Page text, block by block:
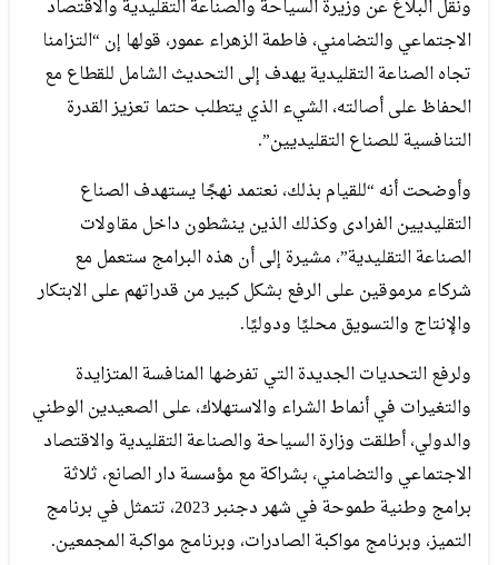
ونقل البلاغ عن وزيرة السياحة والصناعة التقليدية والاقتصاد
الاجتماعي والتضامني، فاطمة الزهراء عمور، قولها إن “التزامنا
تجاه الصناعة التقليدية يهدف إلى التحديث الشامل للقطاع مع
الحفاظ على أصالته، الشيء الذي يتطلب حتما تعزيز القدرة
التنافسية للصناع التقليديين”.
وأوضحت أنه “للقيام بذلك، نعتمد نهجًا يستهدف الصناع
التقليديين الفرادى وكذلك الذين ينشطون داخل مقاولات
الصناعة التقليدية”، مشيرة إلى أن هذه البرامج ستعمل مع
شركاء مرموقين على الرفع بشكل كبير من قدراتهم على الابتكار
والإنتاج والتسويق محليًا ودوليًا.
ولرفع التحديات الجديدة التي تفرضها المنافسة المتزايدة
والتغيرات في أنماط الشراء والاستهلاك، على الصعيدين الوطني
والدولي، أطلقت وزارة السياحة والصناعة التقليدية والاقتصاد
الاجتماعي والتضامني، بشراكة مع مؤسسة دار الصانع، ثلاثة
برامج وطنية طموحة في شهر دجنبر 2023، تتمثل في برنامج
التميز، وبرنامج مواكبة الصادرات، وبرنامج مواكبة المجمعين.